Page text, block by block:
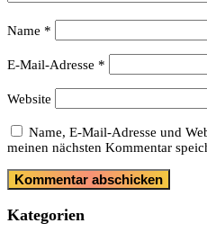
Name *
E-Mail-Adresse *
Website
Name, E-Mail-Adresse und
meinen nächsten Kommentar
Kategorien